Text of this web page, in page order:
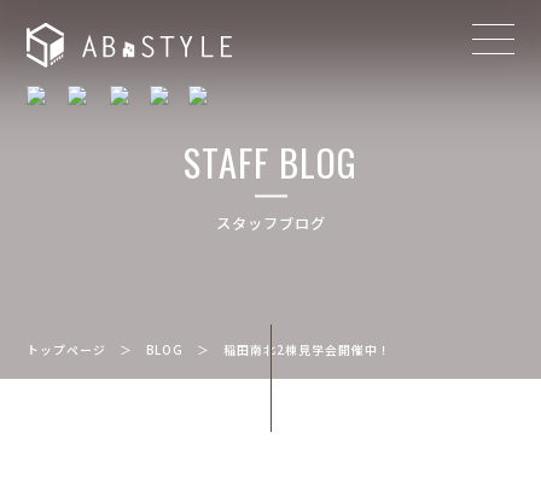
STAFF BLOG
スタッフブログ
トップページ ＞ BLOG ＞稲田南北2棟見学会開催中！